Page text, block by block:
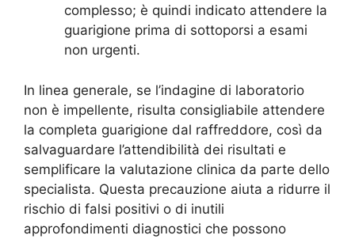
complesso; è quindi indicato attendere la
guarigione prima di sottoporsi a esami
non urgenti.
In linea generale, se l’indagine di laboratorio
non è impellente, risulta consigliabile attendere
la completa guarigione dal raffreddore, così da
salvaguardare l’attendibilità dei risultati e
semplificare la valutazione clinica da parte dello
specialista. Questa precauzione aiuta a ridurre il
rischio di falsi positivi o di inutili
approfondimenti diagnostici che possono